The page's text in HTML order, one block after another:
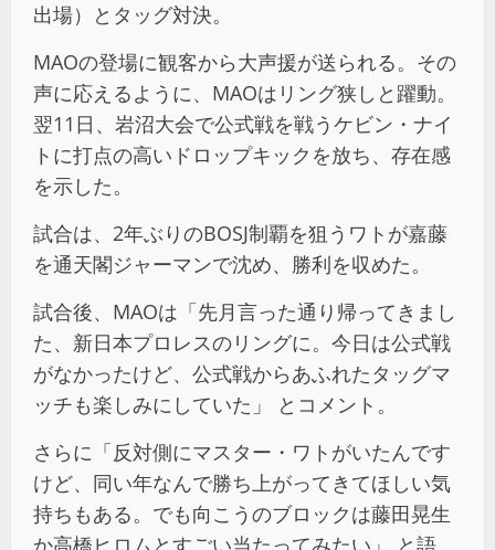
出場）とタッグ対決。
MAOの登場に観客から大声援が送られる。その
声に応えるように、MAOはリング狭しと躍動。
翌11日、岩沼大会で公式戦を戦うケビン・ナイ
トに打点の高いドロップキックを放ち、存在感
を示した。
試合は、2年ぶりのBOSJ制覇を狙うワトが嘉藤
を通天閣ジャーマンで沈め、勝利を収めた。
試合後、MAOは「先月言った通り帰ってきまし
た、新日本プロレスのリングに。今日は公式戦
がなかったけど、公式戦からあふれたタッグマ
ッチも楽しみにしていた」 とコメント。
さらに「反対側にマスター・ワトがいたんです
けど、同い年なんで勝ち上がってきてほしい気
持ちもある。でも向こうのブロックは藤田晃生